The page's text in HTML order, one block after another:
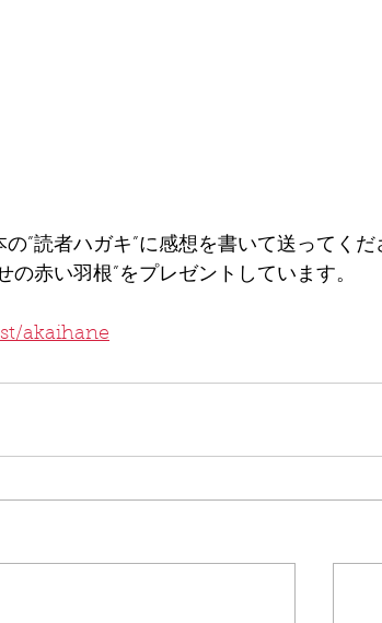
の”読者ハガキ”に感想を書いて送ってく
の赤い羽根”をプレゼントしています。
akaihane